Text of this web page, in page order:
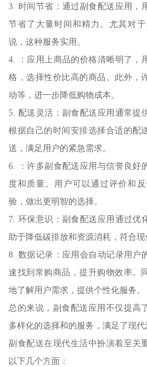
3. 时间节省：通过副食配送应用，
节省了大量时间和精力。尤其对
说，这种服务实用。
4. ：应用上商品的价格清晰明了，
格，选择性价比高的商品。此外，
动等，进一步降低购物成本。
5. 配送灵活：副食配送应用通常提
根据自己的时间安排选择合适的配
送，满足用户的紧急需求。
6. ：许多副食配送应用与信誉良好
度和质量。用户可以通过评价和
验，做出更明智的选择。
7. 环保意识：副食配送应用通过优
助于降低碳排放和资源消耗，符合现
8. 数据记录：应用会自动记录用户
速找到常购商品，提升购物效率。
地了解用户需求，提供个性化服务。
总的来说，副食配送应用不仅提高
多样化的选择和的服务，满足了现代
副食配送在现代生活中扮演着至关
以下几个方面：